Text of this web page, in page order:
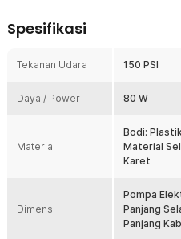
sehingga lebih aman, praktis,
Layar Digital Akurat
tekanan angin secara real-time
menghasilkan tekanan yang
sepeda, maupun bola.
Menggunakan selang berlapis
tahan panas untuk
pendingin pompa ban elektrik
Spesifikasi
Tekanan Udara 150 PSI
Daya / Power 80 W
Material
Bodi:
Material
Karet
Dimensi
Pompa
Panjang
Panjang